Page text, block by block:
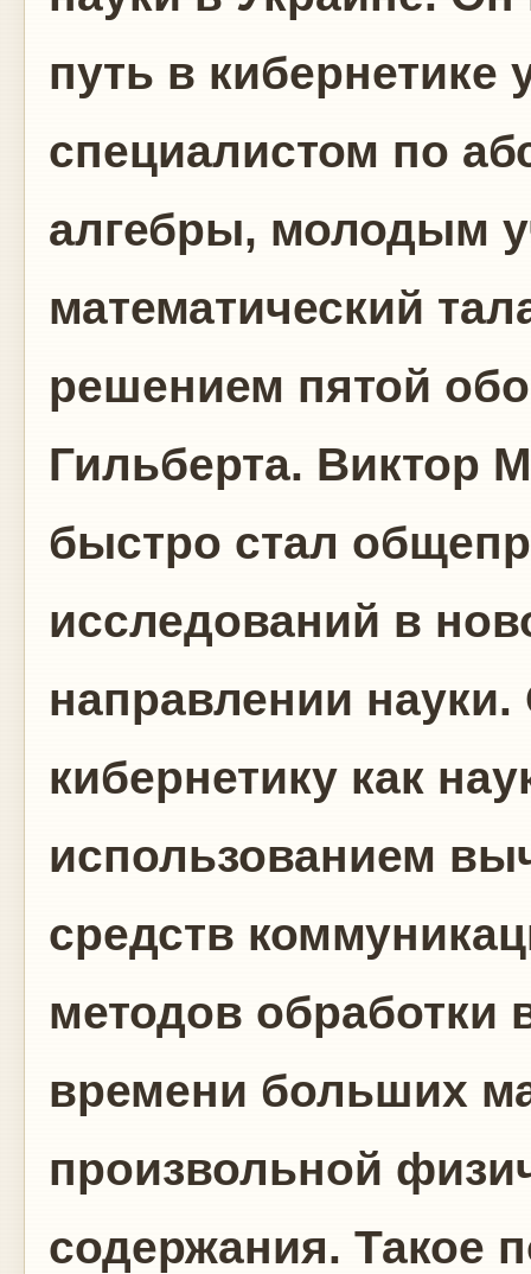
путь в кибернетике
специалистом по
алгебры, молодым
математический
решением пятой
Гильберта. Виктор
быстро стал
исследований в
направлении
кибернетику как
использованием
средств
методов обработки
времени больших
произвольной
содержания. Такое